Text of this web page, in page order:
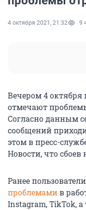
4 октября 2021, 21:32 9
Вечером 4 октября
отмечают
Согласно данным
сообщений
этом в пресс-
Новости, что
Ранее
проблемамив
Instagram, TikTok,